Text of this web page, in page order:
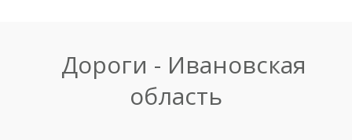
Дороги - Ивановская
область